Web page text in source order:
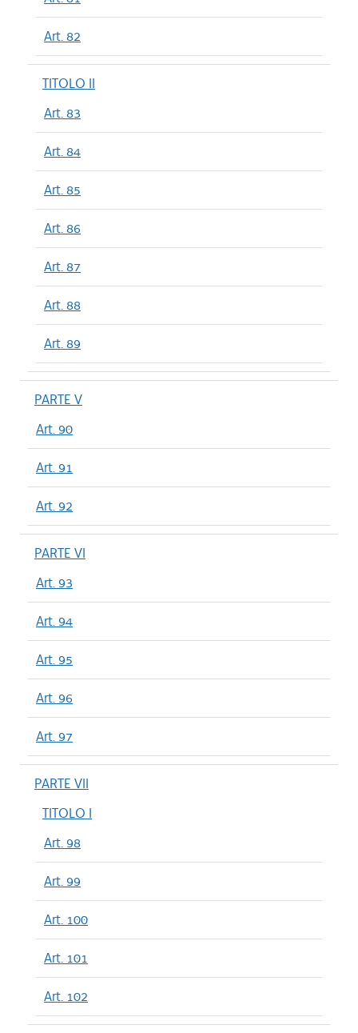
Art. 82
TITOLO II
Art. 83
Art. 84
Art. 85
Art. 86
Art. 87
Art. 88
Art. 89
PARTE V
Art. 90
Art. 91
Art. 92
PARTE VI
Art. 93
Art. 94
Art. 95
Art. 96
Art. 97
PARTE VII
TITOLO I
Art. 98
Art. 99
Art. 100
Art. 101
Art. 102